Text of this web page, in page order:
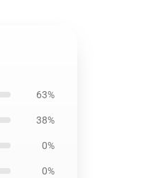
63%
38%
0%
0%